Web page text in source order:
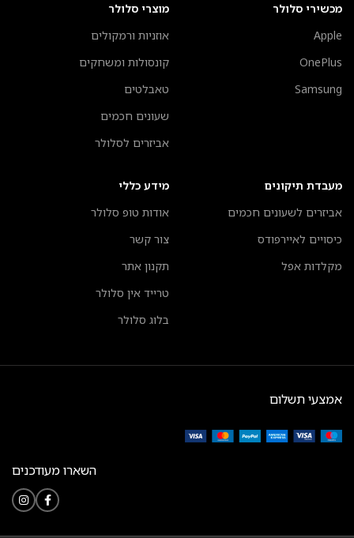
מכשירי סלולר
Apple
OnePlus
Samsung
מוצרי סלולר
אוזניות ורמקולים
קונסולות ומשחקים
טאבלטים
שעונים חכמים
אביזרים לסלולר
מעבדת תיקונים
אביזרים לשעונים חכמים
כיסויים לאיירפודס
מקלדות אפל
מידע כללי
אודות טופ סלולר
צור קשר
תקנון אתר
טרייד אין סלולר
בלוג סלולר
אמצעי תשלום
השארו מעודכנים